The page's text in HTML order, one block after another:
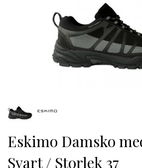
Eskimo Damsko
Svart / Storlek 37